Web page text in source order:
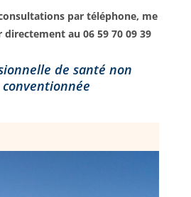
par téléphone, me
au 06 59 70 09 39
de santé non
conventionnée